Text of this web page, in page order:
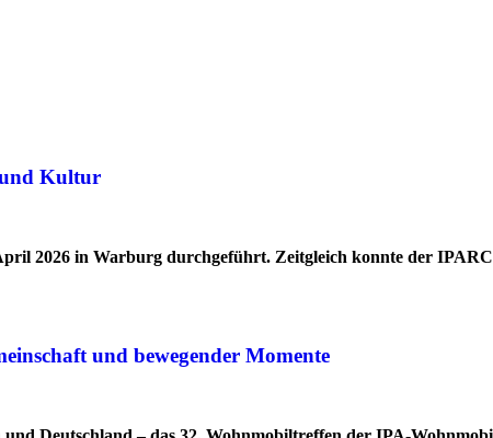
Kultur
2026 in Warburg durchgeführt. Zeitgleich konnte der
und bewegender Momente